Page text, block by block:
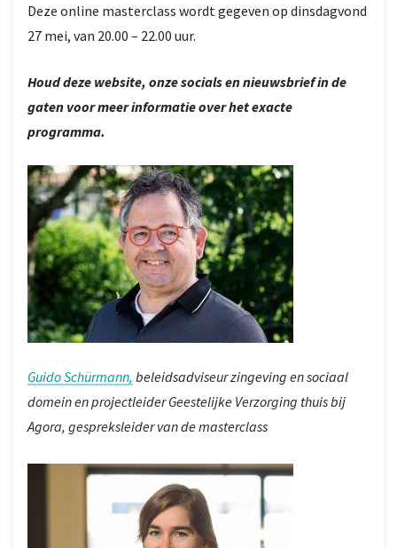
Deze online masterclass wordt gegeven op dinsdagvond
27 mei, van 20.00 – 22.00 uur.
Houd deze website, onze socials en nieuwsbrief in de
gaten voor meer informatie over het exacte
programma.
Guido Schürmann, beleidsadviseur zingeving en sociaal
domein en projectleider Geestelijke Verzorging thuis bij
Agora, gespreksleider van de masterclass